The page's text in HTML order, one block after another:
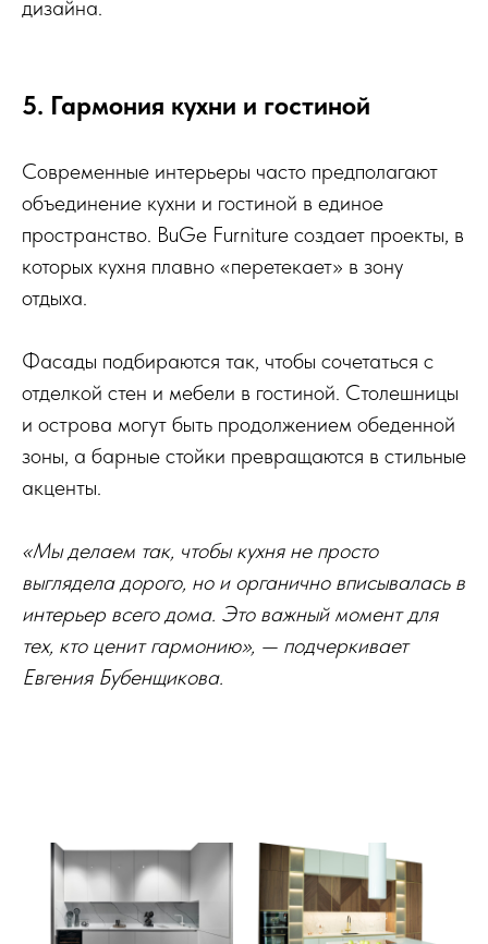
дизайна.
5. Гармония кухни и гостиной
Современные интерьеры часто предполагают
объединение кухни и гостиной в единое
пространство. BuGe Furniture создает проекты, в
которых кухня плавно «перетекает» в зону
отдыха.
Фасады подбираются так, чтобы сочетаться с
отделкой стен и мебели в гостиной. Столешницы
и острова могут быть продолжением обеденной
зоны, а барные стойки превращаются в стильные
акценты.
«Мы делаем так, чтобы кухня не просто
выглядела дорого, но и органично вписывалась в
интерьер всего дома. Это важный момент для
тех, кто ценит гармонию», — подчеркивает
Евгения Бубенщикова.